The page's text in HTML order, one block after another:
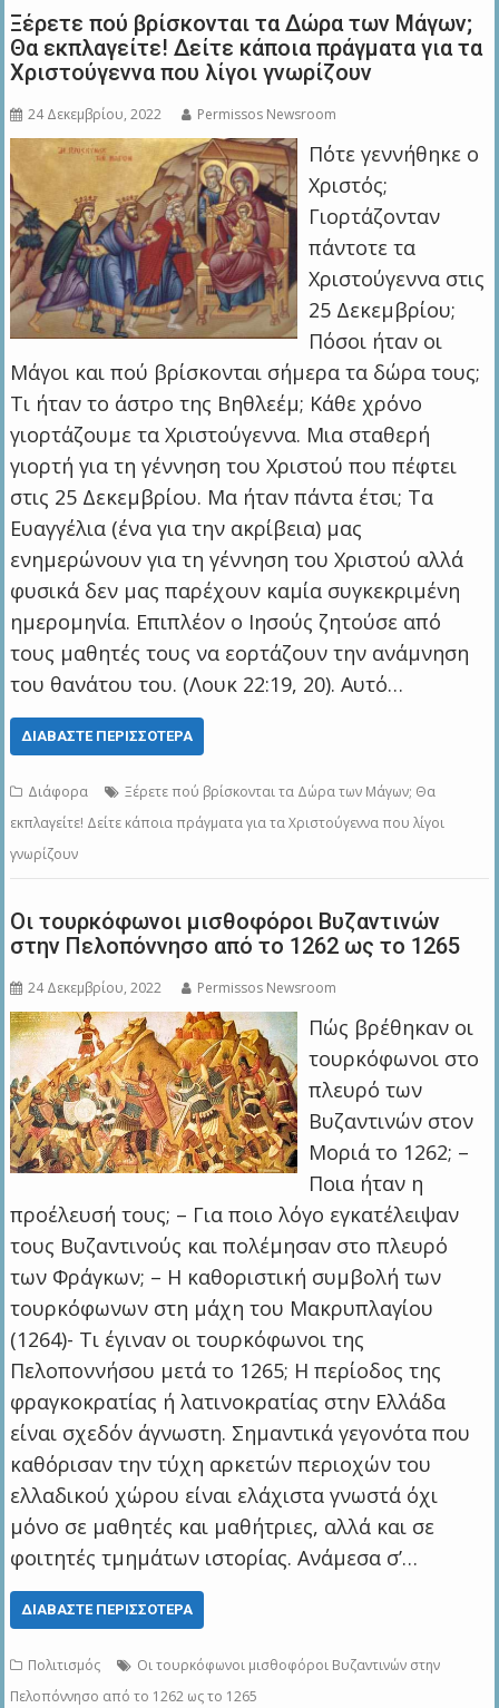
Ξέρετε πού βρίσκονται τα Δώρα των Μάγων;
Θα εκπλαγείτε! Δείτε κάποια πράγματα για τα
Χριστούγεννα που λίγοι γνωρίζουν
24 Δεκεμβρίου, 2022 Permissos Newsroom
Πότε γεννήθηκε ο
Χριστός;
Γιορτάζονταν
πάντοτε τα
Χριστούγεννα στις
25 Δεκεμβρίου;
Πόσοι ήταν οι
Μάγοι και πού βρίσκονται σήμερα τα δώρα τους;
Τι ήταν το άστρο της Βηθλεέμ; Κάθε χρόνο
γιορτάζουμε τα Χριστούγεννα. Μια σταθερή
γιορτή για τη γέννηση του Χριστού που πέφτει
στις 25 Δεκεμβρίου. Μα ήταν πάντα έτσι; Τα
Ευαγγέλια (ένα για την ακρίβεια) μας
ενημερώνουν για τη γέννηση του Χριστού αλλά
φυσικά δεν μας παρέχουν καμία συγκεκριμένη
ημερομηνία. Επιπλέον ο Ιησούς ζητούσε από
τους μαθητές τους να εορτάζουν την ανάμνηση
του θανάτου του. (Λουκ 22:19, 20). Αυτό…
ΔΙΑΒΆΣΤΕ ΠΕΡΙΣΣΌΤΕΡΑ
Διάφορα
Ξέρετε πού βρίσκονται τα Δώρα των Μάγων; Θα
εκπλαγείτε! Δείτε κάποια πράγματα για τα Χριστούγεννα που λίγοι
γνωρίζουν
Οι τουρκόφωνοι μισθοφόροι Βυζαντινών
στην Πελοπόννησο από το 1262 ως το 1265
24 Δεκεμβρίου, 2022 Permissos Newsroom
Πώς βρέθηκαν οι
τουρκόφωνοι στο
πλευρό των
Βυζαντινών στον
Μοριά το 1262; –
Ποια ήταν η
προέλευσή τους; – Για ποιο λόγο εγκατέλειψαν
τους Βυζαντινούς και πολέμησαν στο πλευρό
των Φράγκων; – Η καθοριστική συμβολή των
τουρκόφωνων στη μάχη του Μακρυπλαγίου
(1264)- Τι έγιναν οι τουρκόφωνοι της
Πελοποννήσου μετά το 1265; Η περίοδος της
φραγκοκρατίας ή λατινοκρατίας στην Ελλάδα
είναι σχεδόν άγνωστη. Σημαντικά γεγονότα που
καθόρισαν την τύχη αρκετών περιοχών του
ελλαδικού χώρου είναι ελάχιστα γνωστά όχι
μόνο σε μαθητές και μαθήτριες, αλλά και σε
φοιτητές τμημάτων ιστορίας. Ανάμεσα σ’…
ΔΙΑΒΆΣΤΕ ΠΕΡΙΣΣΌΤΕΡΑ
Πολιτισμός
Οι τουρκόφωνοι μισθοφόροι Βυζαντινών στην
Πελοπόννησο από το 1262 ως το 1265